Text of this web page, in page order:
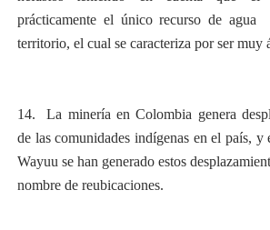
prácticamente el único recurso de agua
territorio, el cual se caracteriza por ser muy
14. La minería en Colombia genera
de las comunidades indígenas en el país, y
Wayuu se han generado estos
nombre de reubicaciones.